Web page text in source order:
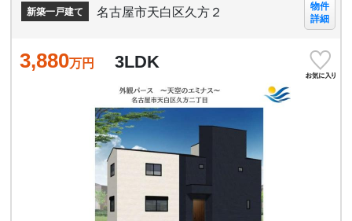
新築一戸建て 名古屋市天白区久方２
物件
詳細
3,880万円 3LDK